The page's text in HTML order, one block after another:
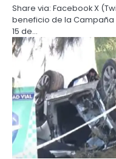
Share via: Facebook X
beneficio de la Campaña
15 de…